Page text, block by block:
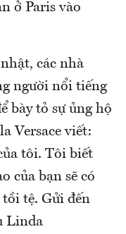
ở Paris vào
các nhà
người nổi tiếng
bày tỏ sự ủng hộ
Versace viết:
tôi. Tôi biết
của bạn sẽ có
tồi tệ. Gửi đến
Linda